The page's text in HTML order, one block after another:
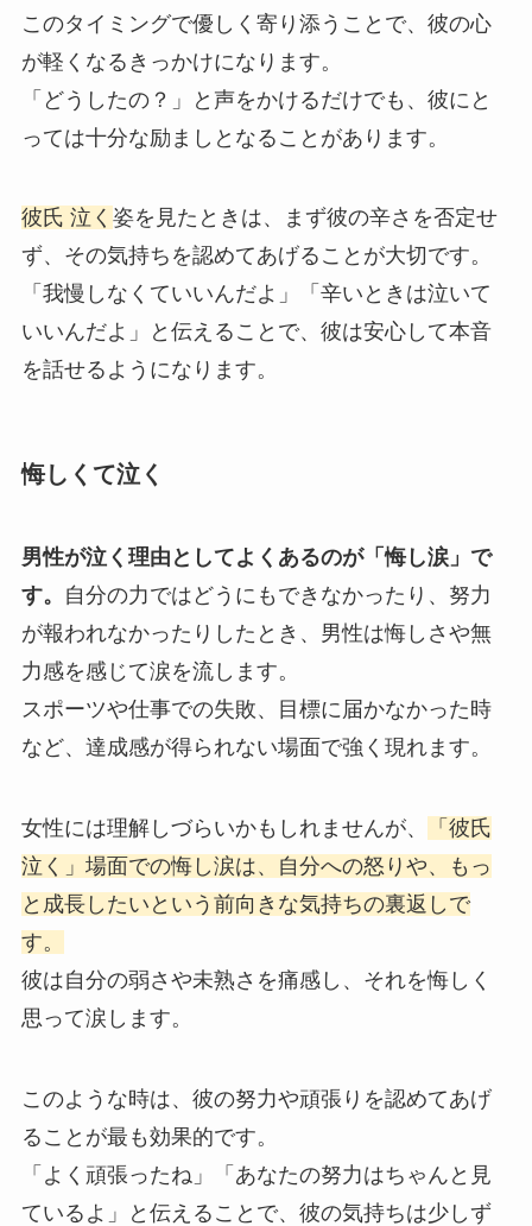
このタイミングで優しく寄り添うことで、彼の心
が軽くなるきっかけになります。
「どうしたの？」と声をかけるだけでも、彼にと
っては十分な励ましとなることがあります。
彼氏 泣く 姿を見たときは、まず彼の辛さを否定せ
ず、その気持ちを認めてあげることが大切です。
「我慢しなくていいんだよ」「辛いときは泣いて
いいんだよ」と伝えることで、彼は安心して本音
を話せるようになります。
悔しくて泣く
男性が泣く理由としてよくあるのが「悔し涙」で
す。
自分の力ではどうにもできなかったり、努力
が報われなかったりしたとき、男性は悔しさや無
力感を感じて涙を流します。
スポーツや仕事での失敗、目標に届かなかった時
など、達成感が得られない場面で強く現れます。
女性には理解しづらいかもしれませんが、
「彼氏
泣く」場面での悔し涙は、自分への怒りや、もっ
と成長したいという前向きな気持ちの裏返しで
す。
彼は自分の弱さや未熟さを痛感し、それを悔しく
思って涙します。
このような時は、彼の努力や頑張りを認めてあげ
ることが最も効果的です。
「よく頑張ったね」「あなたの努力はちゃんと見
ているよ」と伝えることで、彼の気持ちは少しず